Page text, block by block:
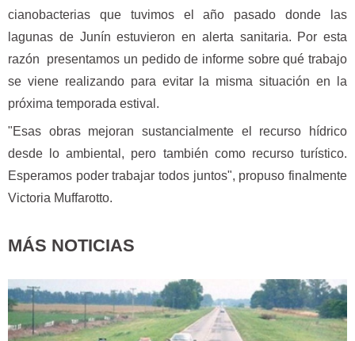
cianobacterias que tuvimos el año pasado donde las
lagunas de Junín estuvieron en alerta sanitaria. Por esta
razón presentamos un pedido de informe sobre qué trabajo
se viene realizando para evitar la misma situación en la
próxima temporada estival.
"Esas obras mejoran sustancialmente el recurso hídrico
desde lo ambiental, pero también como recurso turístico.
Esperamos poder trabajar todos juntos", propuso finalmente
Victoria Muffarotto.
MÁS NOTICIAS